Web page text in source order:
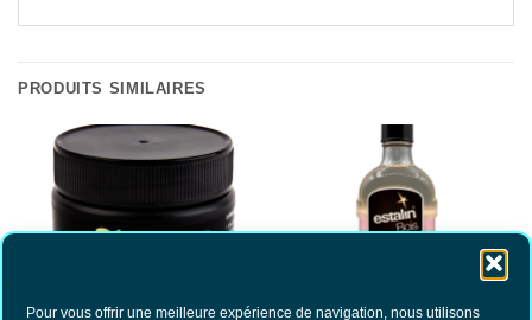
Pour vous offrir une meilleure expérience de navigation, nous utilisons
PRODUITS SIMILAIRES